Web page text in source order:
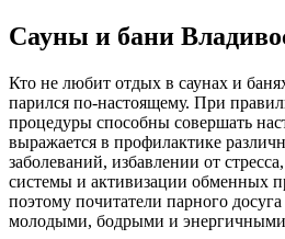
Сауны и бани
Кто не любит отдых в саунах и
парился по-настоящему. При
процедуры способны совершать
выражается в профилактике
заболеваний, избавлении от
системы и активизации обменных
поэтому почитатели парного
молодыми, бодрыми и энергичными